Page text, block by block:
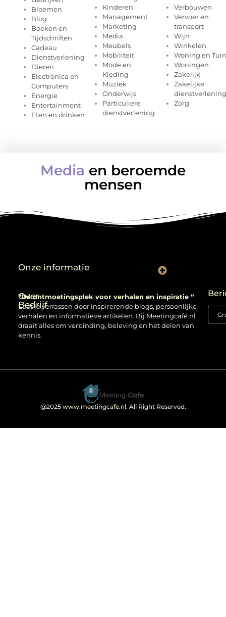
Bloemen
Blog
Boeken en
Tijdschriften
Cadeau
Dienstverlening
Dieren
Electronica en
Computers
Energie
Entertainment
Eten en drinken
Kinderen
Management
Marketing
Media
Meubels
Mobiliteit
Mode en
Kleding
Muziek
Onderwijs
Particuliere
dienstverlening
Verbouwen
Vervoer en
transport
Wijn
Winkelen
Woning en Tuin
Woningen
Zakelijk
Zakelijke
dienstverlening
Zorg
Media en beroemde
mensen
Over
Bedrijf
“Dé ontmoetingsplek voor verhalen en inspiratie “
Laat je verrassen door inspirerende blogs, persoonlijke
verhalen en informatieve artikelen. Bij Meetingcafé.nl
draait alles om verbinding, beleving en het delen van
kennis.
Onze informatie
@2025 www.meetingcafe.nl. All Right Reserved.